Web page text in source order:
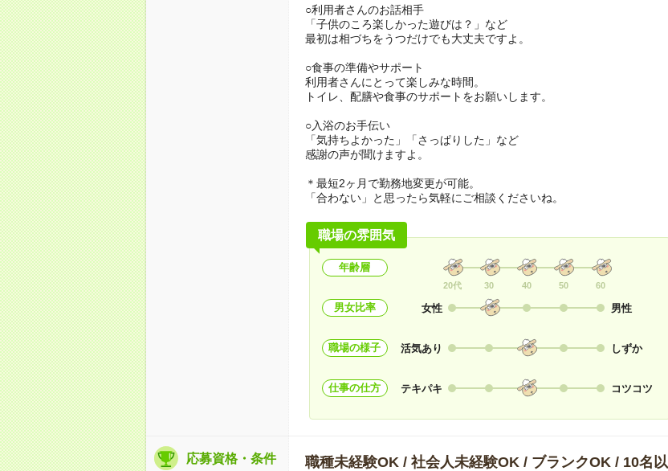
○利用者さんのお話相手
「子供のころ楽しかった遊びは？」など
最初は相づちをうつだけでも大丈夫ですよ。
○食事の準備やサポート
利用者さんにとって楽しみな時間。
トイレ、配膳や食事のサポートをお願いします。
○入浴のお手伝い
「気持ちよかった」「さっぱりした」など
感謝の声が聞けますよ。
＊最短2ヶ月で勤務地変更が可能。
「合わない」と思ったら気軽にご相談くださいね。
職場の雰囲気
年齢層
20代 30 40 50 60
男女比率 女性 男性
職場の様子 活気あり しずか
仕事の仕方 テキパキ コツコツ
応募資格・条件
職種未経験OK / 社会人未経験OK / ブランクOK / 10名以